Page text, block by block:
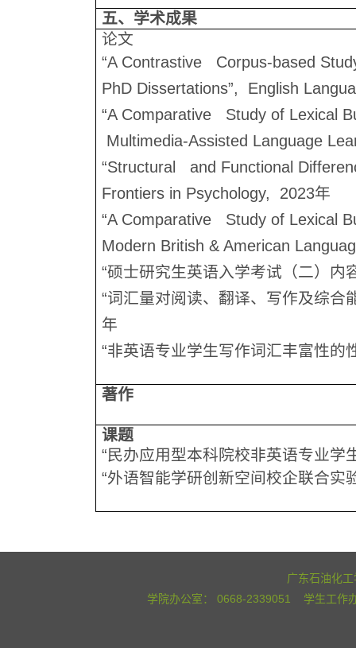
五、学术成果
论文
“A Contrastive Corpus-based
PhD Dissertations”, English
“A Comparative Study of Lexical
Multimedia-Assisted Language
“Structural and Functional
Frontiers in Psychology, 2023年
“A Comparative Study of Lexical
Modern British & American
“硕士研究生英语入学考试（二）内
“词汇量对阅读、翻译、写作及综合
年
“非英语专业学生写作词汇丰富性的
著作
课题
“民办应用型本科院校非英语专业学
“外语智能学研创新空间校企联合实
广东石油化
学院办公室： 0668-2339051 学生工作